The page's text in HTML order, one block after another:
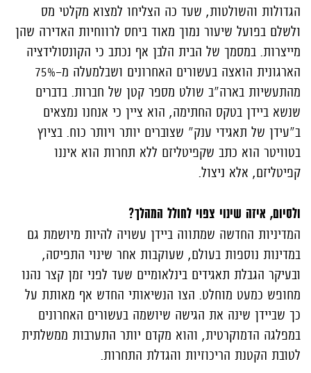
הגדולות והשולטות, שעד כה הצליחו למצוא מקלטי מס
ולשלם בפועל שיעור נמוך מאוד ביחס לרווחיות האדירה שהן
מייצרות. במסמך של הבית הלבן אף נכתב כי הקונסולידציה
הארגונית הואצה בעשורים האחרונים ושבלמעלה מ-75%
מהתעשיות בארה"ב שולט מספר קטן של חברות. בדברים
שנשא ביידן בטקס החתימה, הוא ציין כי אנחנו נמצאים
ב"עידן של תאגידי ענק" שצוברים יותר ויותר כוח. בציוץ
בטוויטר הוא כתב שקפיטליזם ללא תחרות הוא איננו
קפיטליזם, אלא ניצול.
ולסיום, איזה שינוי צפוי לחולל המהלך?
המדיניות החדשה שמתווה ביידן עשויה להיות מיושמת גם
במדינות נוספות בעולם, שעוקבות אחר שינוי התפיסה,
ובעיקר הגבלת תאגידים בינלאומיים שעד לפני זמן קצר נהנו
מחופש כמעט מוחלט. הצו הנשיאותי החדש אף מאותת על
כך שביידן שינה את הגישה שיושמה בעשורים האחרונים
במפלגה הדמוקרטית, והוא מקדם יותר התערבות ממשלתית
לטובת הקטנת הריכוזיות והגדלת התחרות.